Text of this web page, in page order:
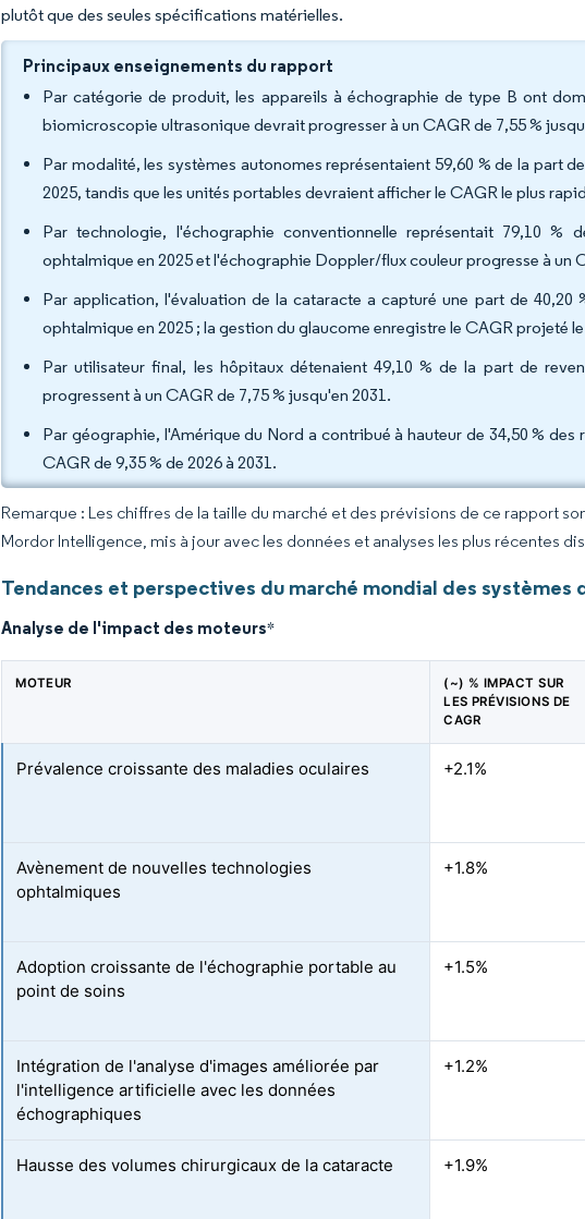
plutôt que des seules spécifications matérielles.
Principaux enseignements du rapport
Par catégorie de produit, les appareils à échographie de type B ont
biomicroscopie ultrasonique devrait progresser à un CAGR de 7,55 %
Par modalité, les systèmes autonomes représentaient 59,60 % de la part
2025, tandis que les unités portables devraient afficher le CAGR le plus
Par technologie, l'échographie conventionnelle représentait 79,10
ophtalmique en 2025 et l'échographie Doppler/flux couleur progresse à un
Par application, l'évaluation de la cataracte a capturé une part de
ophtalmique en 2025 ; la gestion du glaucome enregistre le CAGR projeté le
Par utilisateur final, les hôpitaux détenaient 49,10 % de la part de
progressent à un CAGR de 7,75 % jusqu'en 2031.
Par géographie, l'Amérique du Nord a contribué à hauteur de 34,50 %
CAGR de 9,35 % de 2026 à 2031.
Remarque : Les chiffres de la taille du marché et des prévisions de ce rapport
Mordor Intelligence, mis à jour avec les données et analyses les plus récentes
Tendances et perspectives du marché mondial des
Analyse de l'impact des moteurs*
MOTEUR
(~) % IMPACT SUR
LES PRÉVISIONS DE
CAGR
Prévalence croissante des maladies oculaires +2.1%
Avènement de nouvelles technologies
ophtalmiques
+1.8%
Adoption croissante de l'échographie portable au
point de soins
+1.5%
Intégration de l'analyse d'images améliorée par
l'intelligence artificielle avec les données
échographiques
+1.2%
Hausse des volumes chirurgicaux de la cataracte +1.9%